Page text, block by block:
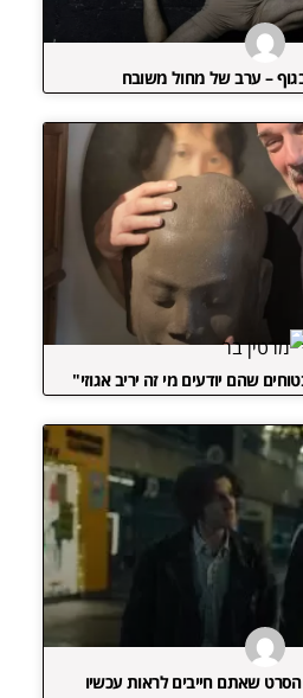
בגוף – ערב של מחול משובח
שהם יודעים מי זה יריב אגוזי"
הסרט שאתם חייבים לראות עכשיו